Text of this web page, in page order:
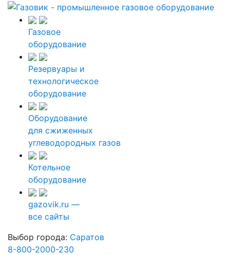
Газовое
оборудование
Резервуары и
технологическое
оборудование
Оборудование
для сжиженных
углеводородных газов
Котельное
оборудование
gazovik.ru —
все сайты
Выбор города: Саратов
8-800-2000-230